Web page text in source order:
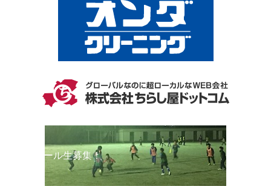
スクール生募集！